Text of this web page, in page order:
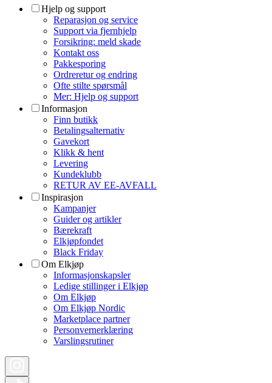
Hjelp og support
Reparasjon og service
Support via fjernhjelp
Forsikring: meld skade
Kontakt oss
Pakkesporing
Ordreretur og endring
Ofte stilte spørsmål
Mer: Hjelp og support
Informasjon
Finn butikk
Betalingsalternativ
Gavekort
Klikk & hent
Levering
Kundeklubb
RETUR AV EE-AVFALL
Inspirasjon
Kampanjer
Guider og artikler
Bærekraft
Elkjøpfondet
Black Friday
Om Elkjøp
Informasjonskapsler
Ledige stillinger i Elkjøp
Om Elkjøp
Om Elkjøp Nordic
Marketplace partner
Personvernerklæring
Varslingsrutiner